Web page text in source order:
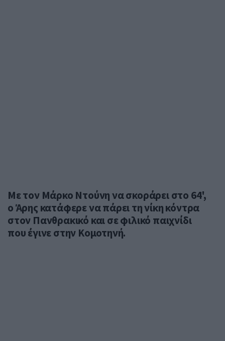
Με τον Μάρκο Ντούνη να σκοράρει στο 64',
ο Άρης κατάφερε να πάρει τη νίκη κόντρα
στον Πανθρακικό και σε φιλικό παιχνίδι
που έγινε στην Κομοτηνή.